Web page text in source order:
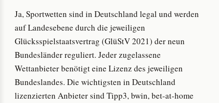
Ja, Sportwetten sind in Deutschland legal und werden
auf Landesebene durch die jeweiligen
Glücksspielstaatsvertrag (GlüStV 2021) der neun
Bundesländer reguliert. Jeder zugelassene
Wettanbieter benötigt eine Lizenz des jeweiligen
Bundeslandes. Die wichtigsten in Deutschland
lizenzierten Anbieter sind Tipp3, bwin, bet-at-home